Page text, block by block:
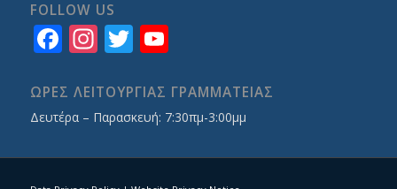
FOLLOW US
Facebook
Instagram
Twitter
YouTube
ΩΡΕΣ ΛΕΙΤΟΥΡΓΙΑΣ ΓΡΑΜΜΑΤΕΙΑΣ
Δευτέρα – Παρασκευή: 7:30πμ-3:00μμ